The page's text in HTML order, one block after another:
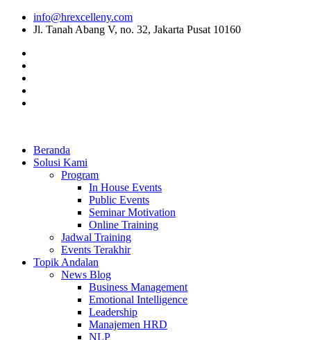
info@hrexcelleny.com
Jl. Tanah Abang V, no. 32, Jakarta Pusat 10160
Beranda
Solusi Kami
Program
In House Events
Public Events
Seminar Motivation
Online Training
Jadwal Training
Events Terakhir
Topik Andalan
News Blog
Business Management
Emotional Intelligence
Leadership
Manajemen HRD
NLP